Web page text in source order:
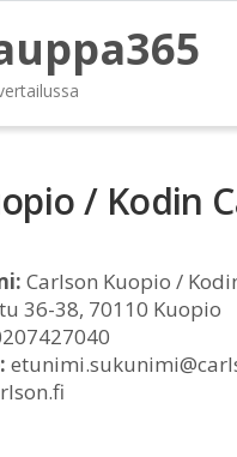
/ Kodin
Carlson Kuopio /
36-38, 70110 Kuopio